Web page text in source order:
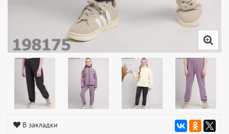
В закладки